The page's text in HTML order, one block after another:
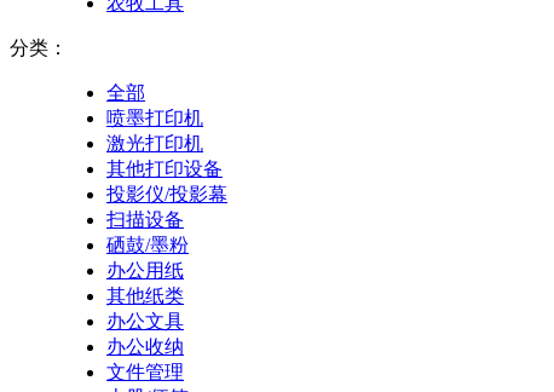
分类：
全部
喷墨打印机
激光打印机
其他打印设备
投影仪/投影幕
扫描设备
硒鼓/墨粉
办公用纸
其他纸类
办公文具
办公收纳
文件管理